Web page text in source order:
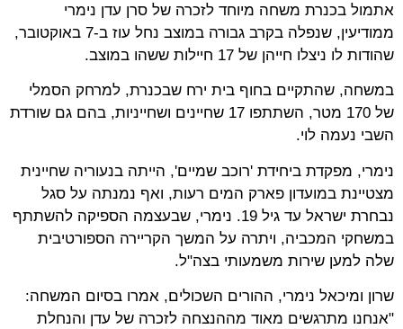
אתמול בכנרת משחה מיוחד לזכרה של סרן עדן נימרי
ממודיעין, שנפלה בקרב גבורה במוצב נחל עוז ב-7 באוקטובר,
שהודות לו ניצלו חייהן של 17 חיילות ששהו במוצב.
במשחה, שהתקיים בחוף בית ירח שבכנרת, למרחק הסמלי
של 170 מטר, השתתפו 17 שחיינים ושחייניות, בהם גם שורדת
השבי נעמה לוי.
נימרי, מפקדת ביחידת 'רוכב שמיים', הייתה בנעוריה שחיינית
מצטיינת במועדון פארק המים רעות, ואף נמנתה על סגל
נבחרת ישראל עד גיל 19. נימרי, שבעצמה הספיקה להשתתף
במשחקי המכביה, ויתרה על המשך הקריירה הספורטיבית
שלה למען שירות משמעותי בצה"ל.
שרון ומיכאל נימרי, ההורים השכולים, אמרו בסיום המשחה:
"אנחנו מתרגשים מאוד מההנצחה לזכרה של עדן והנחלת